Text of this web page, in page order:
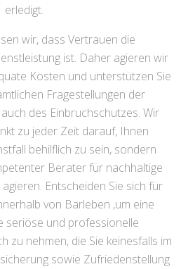
erledigt.
wir, dass Vertrauen die
ist. Daher agieren wir
Kosten und unterstützen Sie
Fragestellungen der
des Einbruchschutzes. Wir
zu jeder Zeit darauf, Ihnen
behilflich zu sein, sondern
Berater für nachhaltige
Entscheiden Sie sich für
von Barleben ,um eine
seriöse und professionelle
zu nehmen, die Sie keinesfalls im
sowie Zufriedenstellung